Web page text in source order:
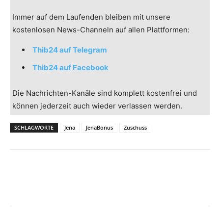
Immer auf dem Laufenden bleiben mit unsere
kostenlosen News-Channeln auf allen Plattformen:
Thib24 auf Telegram
Thib24 auf Facebook
Die Nachrichten-Kanäle sind komplett kostenfrei und
können jederzeit auch wieder verlassen werden.
SCHLAGWORTE Jena JenaBonus Zuschuss